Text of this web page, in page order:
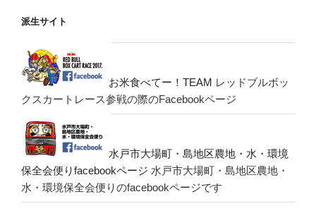
派生サイト
お米食べてー！TEAM レッドブルボッ
クスカートレース参戦の際のFacebookページ
水戸市大場町・島地区農地・水・環境
保全会便りfacebookページ 水戸市大場町・島地区農地・
水・環境保全会便りのfacebookページです